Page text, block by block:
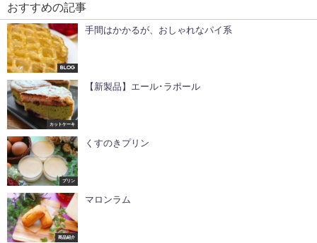
おすすめの記事
Blog
手間はかかるが、おしゃれなパイ系
カットケーキ
【新製品】エール･ラポール
プリン
くすのきプリン
商品紹介
マロンラム